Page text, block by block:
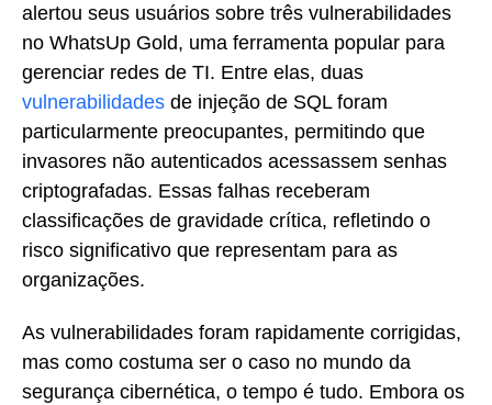
alertou seus usuários sobre três vulnerabilidades
no WhatsUp Gold, uma ferramenta popular para
gerenciar redes de TI. Entre elas, duas
vulnerabilidades de injeção de SQL foram
particularmente preocupantes, permitindo que
invasores não autenticados acessassem senhas
criptografadas. Essas falhas receberam
classificações de gravidade crítica, refletindo o
risco significativo que representam para as
organizações.
As vulnerabilidades foram rapidamente corrigidas,
mas como costuma ser o caso no mundo da
segurança cibernética, o tempo é tudo. Embora os